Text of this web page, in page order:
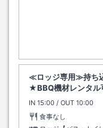
≪ロッジ専用≫持ち
★BBQ機材レンタル
IN チェックイン
15:00 / OUT チェック
10:00
食事なし